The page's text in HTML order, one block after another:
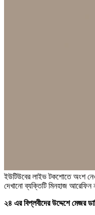
ইউটিউবের লাইভ টকশোতে অংশ
দেখানো ব্যক্তিটি মিনহাজ আরেফিন
২৪ এর বিপ্লবীদের উদ্দেশে মেজর